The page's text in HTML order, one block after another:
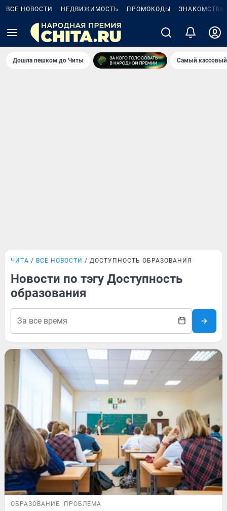
ВСЕ НОВОСТИ НЕДВИЖИМОСТЬ ПРОМОКОДЫ ЗНАКОМСТВА
Дошла пешком до Читы Самый
ЧИТА ВСЕ НОВОСТИ ДОСТУПНОСТЬ ОБРАЗОВАНИЯ
Новости по тэгу Доступность
образования
ОБРАЗОВАНИЕ ПРОБЛЕМА